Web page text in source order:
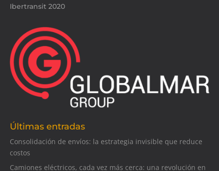
Ibertransit 2020
Últimas entradas
Consolidación de envíos: la estrategia invisible que reduce
costos
Camiones eléctricos, cada vez más cerca: una revolución en